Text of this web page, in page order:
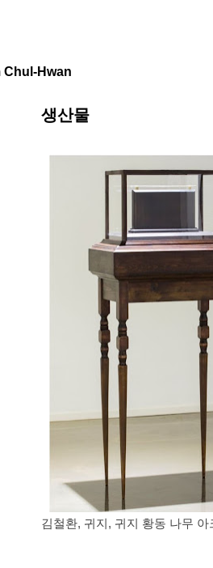
Chul-Hwan
생산물
김철환, 귀지, 귀지 황동 나무